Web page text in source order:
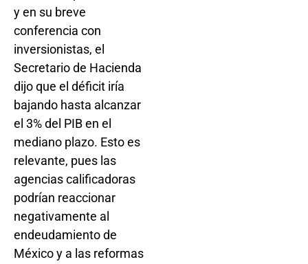
y en su breve
conferencia con
inversionistas, el
Secretario de Hacienda
dijo que el déficit iría
bajando hasta alcanzar
el 3% del PIB en el
mediano plazo. Esto es
relevante, pues las
agencias calificadoras
podrían reaccionar
negativamente al
endeudamiento de
México y a las reformas